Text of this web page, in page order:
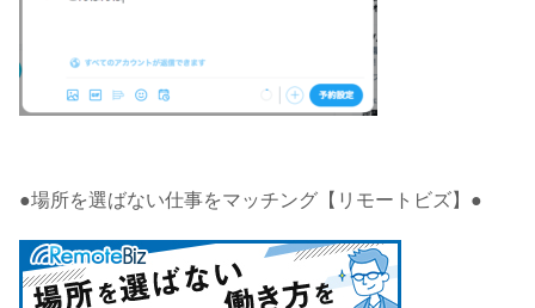
●場所を選ばない仕事をマッチング【リモートビズ】●